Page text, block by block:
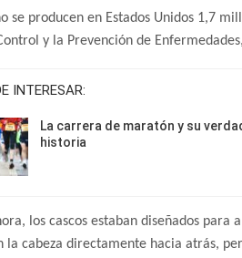
se producen en Estados Unidos 1,7
y la Prevención de
INTERESAR:
La carrera de maratón y su
historia
los cascos estaban diseñados
la cabeza directamente hacia atrás,